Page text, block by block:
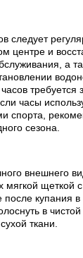
следует
центре и
а
требуется
часы
спорта,
сезона.
внешнего
мягкой щеткой
после купания
в
ткани.